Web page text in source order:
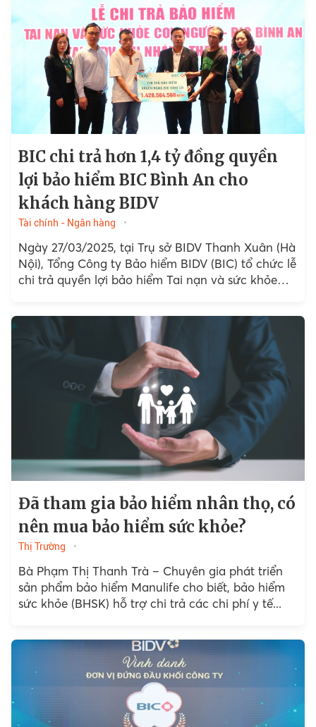
BIC chi trả hơn 1,4 tỷ đồng quyền
lợi bảo hiểm BIC Bình An cho
khách hàng BIDV
Tài chính - Ngân hàng
Ngày 27/03/2025, tại Trụ sở BIDV Thanh Xuân (Hà
Nội), Tổng Công ty Bảo hiểm BIDV (BIC) tổ chức lễ
chi trả quyền lợi bảo hiểm Tai nạn và sức khỏe
Đã tham gia bảo hiểm nhân thọ, có
nên mua bảo hiểm sức khỏe?
Thị Trường
Bà Phạm Thị Thanh Trà – Chuyên gia phát triển
sản phẩm bảo hiểm Manulife cho biết, bảo hiểm
sức khỏe (BHSK) hỗ trợ chi trả các chi phí y tế...